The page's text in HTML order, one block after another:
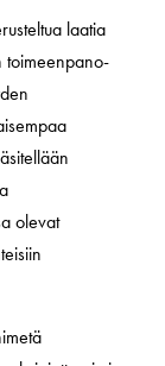
laatia
toimeenpano-
olevat